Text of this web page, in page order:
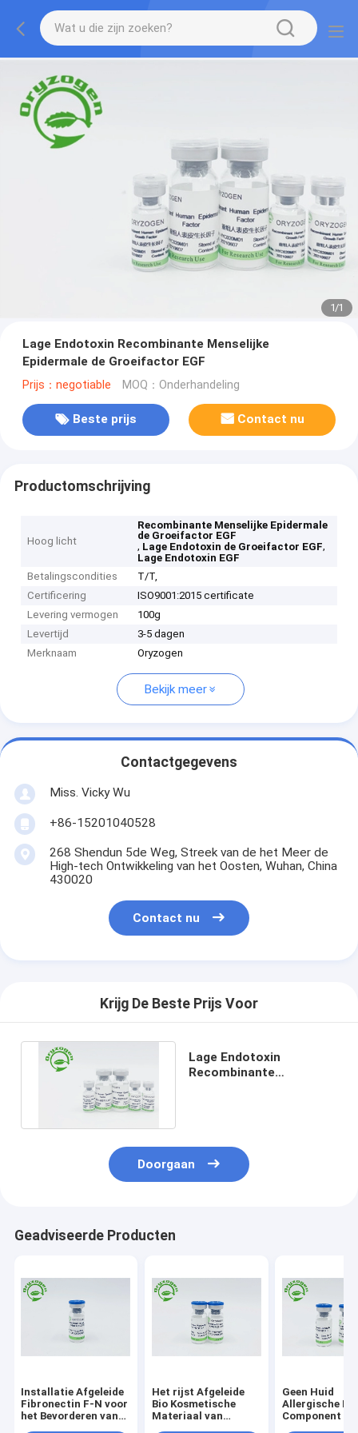
1/1
Lage Endotoxin Recombinante Menselijke
Epidermale de Groeifactor EGF
Prijs：negotiable MOQ：Onderhandeling
Beste prijs Contact nu
Productomschrijving
Hoog licht
Recombinante Menselijke Epidermale
de Groeifactor EGF
, Lage Endotoxin de Groeifactor EGF,
Lage Endotoxin EGF
Betalingscondities
T/T,
Certificering
ISO9001:2015 certificate
Levering vermogen
100g
Levertijd
3-5 dagen
Merknaam
Oryzogen
Bekijk meer
Contactgegevens
Miss. Vicky Wu
+86-15201040528
268 Shendun 5de Weg, Streek van de het Meer de
High-tech Ontwikkeling van het Oosten, Wuhan, China
430020
Contact nu
Krijg De Beste Prijs Voor
Lage Endotoxin
Recombinante
Doorgaan
Geadviseerde Producten
Installatie Afgeleide
Fibronectin F-N voor
het Bevorderen van
Het rijst Afgeleide
Bio Kosmetische
Materiaal van
Geen Huid
Allergische
Component